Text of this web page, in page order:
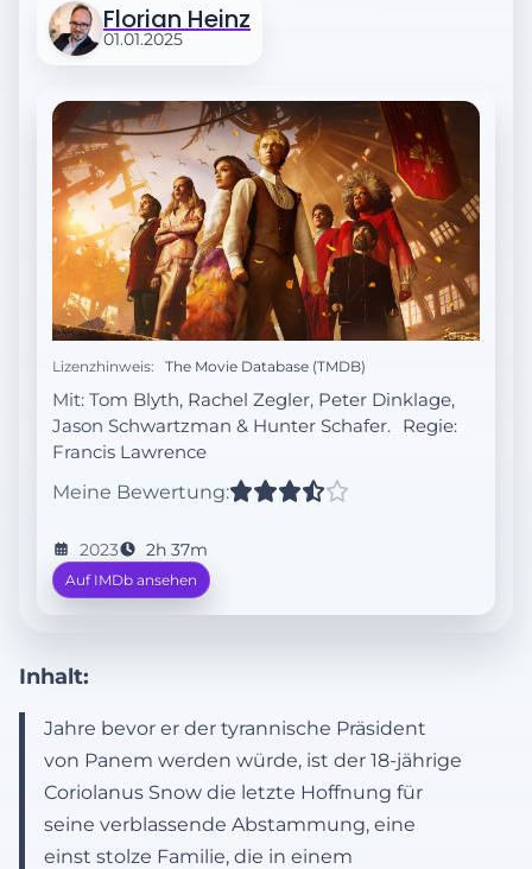
Florian Heinz
01.01.2025
Lizenzhinweis: The Movie Database (TMDB)
Mit: Tom Blyth, Rachel Zegler, Peter Dinklage,
Jason Schwartzman & Hunter Schafer.
Regie:
Francis Lawrence
Meine Bewertung:
2023 2h 37m
Auf IMDb ansehen
Inhalt:
Jahre bevor er der tyrannische Präsident
von Panem werden würde, ist der 18-jährige
Coriolanus Snow die letzte Hoffnung für
seine verblassende Abstammung, eine
einst stolze Familie, die in einem